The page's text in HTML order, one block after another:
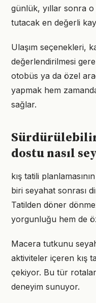
günlük, yıllar sonra o
tutacak en değerli
Ulaşım seçenekleri,
değerlendirilmesi
otobüs ya da özel
yapmak hem
sağlar.
dostu nasıl
kış tatili
biri seyahat sonrası
Tatilden döner
yorgunluğu hem de
Macera tutkunu
aktiviteler içeren kış
çekiyor. Bu tür
deneyim sunuyor.